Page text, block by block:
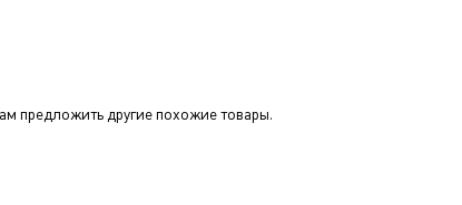
предложить другие похожие товары.